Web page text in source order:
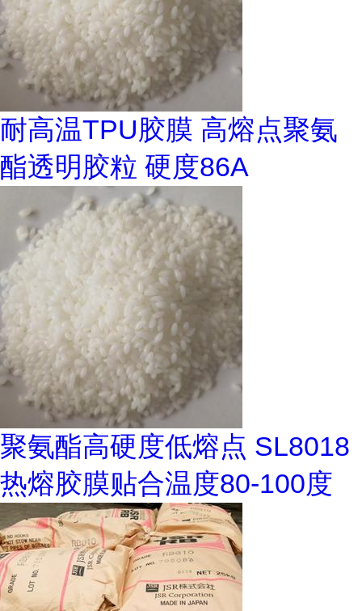
耐高温TPU胶膜 高熔点聚氨
酯透明胶粒 硬度86A
聚氨酯高硬度低熔点 SL8018
热熔胶膜贴合温度80-100度